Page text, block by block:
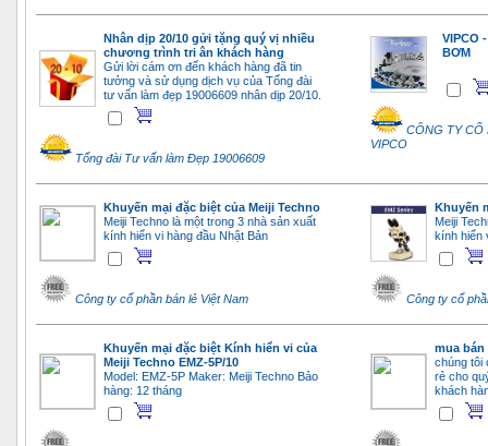
Nhân dịp 20/10 gửi tặng quý vị nhiều
chương trình tri ân khách hàng
Gửi lời cám ơn đến khách hàng đã tin
tưởng và sử dụng dịch vụ của Tổng đài
tư vấn làm đẹp 19006609 nhân dịp 20/10.
Tổng đài Tư vấn làm Đẹp 19006609
VIPCO
BƠM
CÔNG TY CỔ
VIPCO
Khuyến mại đặc biệt của Meiji Techno
Meiji Techno là một trong 3 nhà sản xuất
kính hiển vi hàng đầu Nhật Bản
Công ty cổ phần bán lẻ Việt Nam
Khuyến
Meiji
kính hiển
Công ty cổ
Khuyến mại đặc biệt Kính hiển vi của
Meiji Techno EMZ-5P/10
Model: EMZ-5P Maker: Meiji Techno Bảo
hàng: 12 tháng
mua bán
chúng tôi
rẻ cho
khách